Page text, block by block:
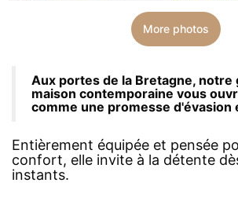
More photos
Aux portes de la Bretagne, notre
maison contemporaine vous
comme une promesse d'évasion
Entièrement équipée et pensée
confort, elle invite à la détente
instants.